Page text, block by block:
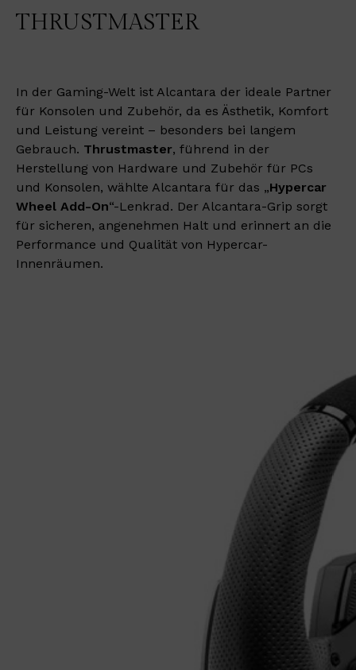
THRUSTMASTER
In der Gaming-Welt ist Alcantara der ideale Partner
für Konsolen und Zubehör, da es Ästhetik, Komfort
und Leistung vereint – besonders bei langem
Gebrauch. Thrustmaster, führend in der
Herstellung von Hardware und Zubehör für PCs
und Konsolen, wählte Alcantara für das „Hypercar
Wheel Add-On“-Lenkrad. Der Alcantara-Grip sorgt
für sicheren, angenehmen Halt und erinnert an die
Performance und Qualität von Hypercar-
Innenräumen.